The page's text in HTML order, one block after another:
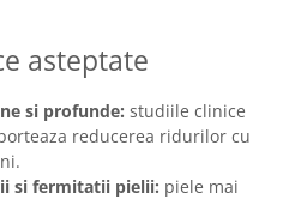
asteptate
si profunde: studiile clinice
reducerea ridurilor cu
si fermitatii pielii: piele mai